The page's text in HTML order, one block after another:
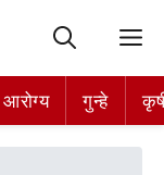
आरोग्य गुन्हे